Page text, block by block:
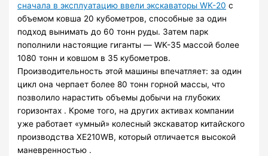
сначала в эксплуатацию ввели экскаваторы WK-20 с
объемом ковша 20 кубометров, способные за один
подход вынимать до 60 тонн руды. Затем парк
пополнили настоящие гиганты — WK-35 массой более
1080 тонн и ковшом в 35 кубометров.
Производительность этой машины впечатляет: за один
цикл она черпает более 80 тонн горной массы, что
позволило нарастить объемы добычи на глубоких
горизонтах . Кроме того, на других активах компании
уже работает «умный» колесный экскаватор китайского
производства XE210WB, который отличается высокой
маневренностью .